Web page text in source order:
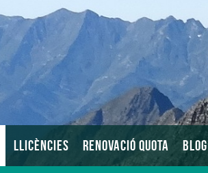
LLICÈNCIES RENOVACIÓ QUOTA BLOG